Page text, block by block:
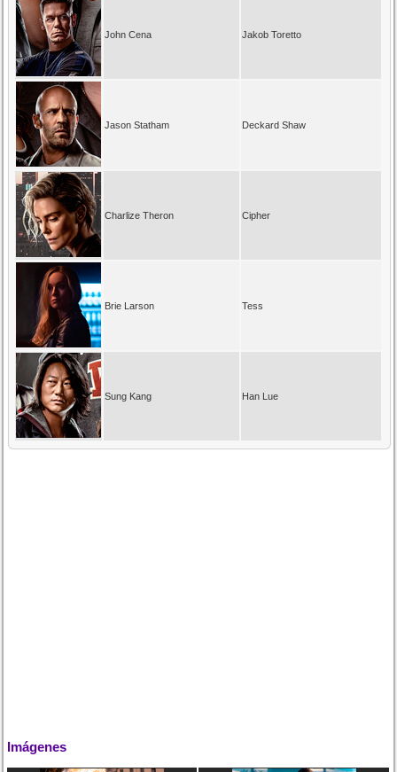
John Cena Jakob Toretto
Jason Statham Deckard Shaw
Charlize Theron Cipher
Brie Larson Tess
Sung Kang Han Lue
Imágenes